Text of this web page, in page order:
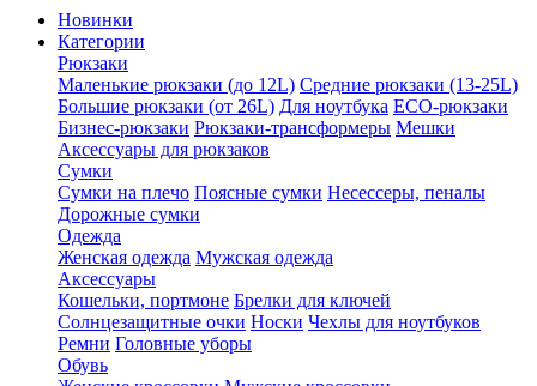
Новинки
Категории
Рюкзаки
Маленькие рюкзаки (до 12L) Средние рюкзаки (13-25L)
Большие рюкзаки (от 26L) Для ноутбука ECO-рюкзаки
Бизнес-рюкзаки Рюкзаки-трансформеры Мешки
Аксессуары для рюкзаков
Сумки
Сумки на плечо Поясные сумки Несессеры, пеналы
Дорожные сумки
Одежда
Женская одежда Мужская одежда
Аксессуары
Кошельки, портмоне Брелки для ключей
Солнцезащитные очки Носки Чехлы для ноутбуков
Ремни Головные уборы
Обувь